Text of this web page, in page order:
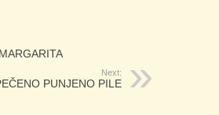
Next:
PUNJENO PILE